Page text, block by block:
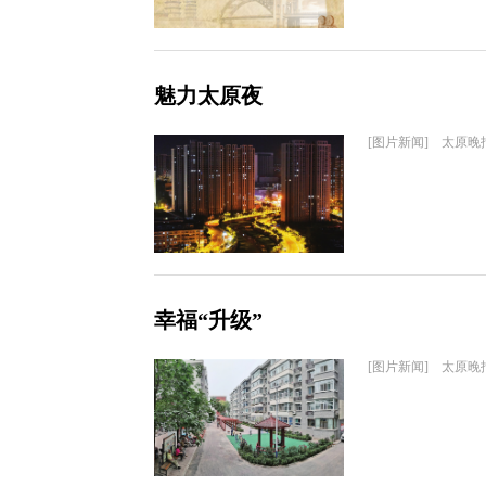
魅力太原夜
[图片新闻] 太原晚
幸福“升级”
[图片新闻] 太原晚